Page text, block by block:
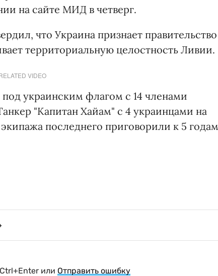
на сайте МИД в четверг.
что Украина признает правительство
территориальную целостность Ливии.
VIDEO
украинским флагом с 14 членами
"Капитан Хайам" с 4 украинцами на
последнего приговорили к 5 годам
или Отправить ошибку